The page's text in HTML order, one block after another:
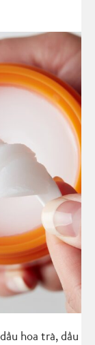
hoa trà, dầu